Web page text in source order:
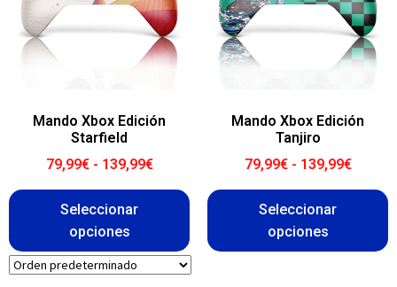
Mando Xbox Edición
Starfield
79,99€ - 139,99€
Seleccionar
opciones
Mando Xbox Edición
Tanjiro
79,99€ - 139,99€
Seleccionar
opciones